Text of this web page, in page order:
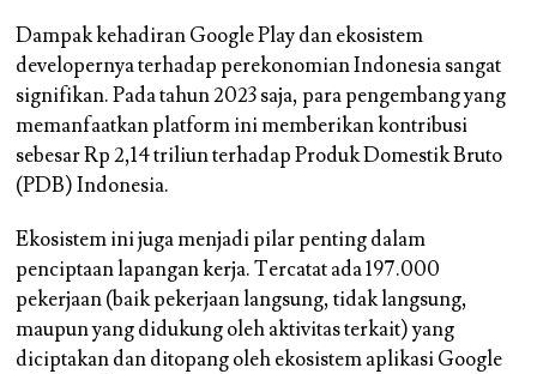
Dampak kehadiran Google Play dan ekosistem
developernya terhadap perekonomian Indonesia sangat
signifikan. Pada tahun 2023 saja, para pengembang yang
memanfaatkan platform ini memberikan kontribusi
sebesar Rp 2,14 triliun terhadap Produk Domestik Bruto
(PDB) Indonesia.
Ekosistem ini juga menjadi pilar penting dalam
penciptaan lapangan kerja. Tercatat ada 197.000
pekerjaan (baik pekerjaan langsung, tidak langsung,
maupun yang didukung oleh aktivitas terkait) yang
diciptakan dan ditopang oleh ekosistem aplikasi Google